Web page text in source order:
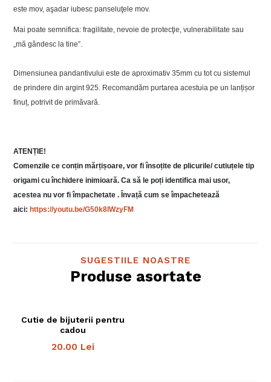
este mov, aşadar iubesc panseluţele mov.
Mai poate semnifica: fragilitate, nevoie de protecţie, vulnerabilitate sau
„mă gândesc la tine”.
Dimensiunea pandantivului este de aproximativ 35mm cu tot cu sistemul
de prindere din argint 925. Recomandăm purtarea acestuia pe un lanțișor
finuț, potrivit de primăvară.
ATENȚIE!
Comenzile ce conțin mărțișoare, vor fi însoțite de plicurile/ cutiuțele tip
origami cu închidere inimioară. Ca să le poți identifica mai usor,
acestea nu vor fi împachetate . Învață cum se împachetează
aici: https://youtu.be/G50k8lWzyFM
SUGESTIILE NOASTRE
Produse asortate
Cutie de bijuterii pentru
cadou
20.00 Lei